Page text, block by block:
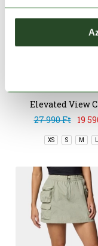
Elevated View
Skort
27 990 Ft 19
XS S M L